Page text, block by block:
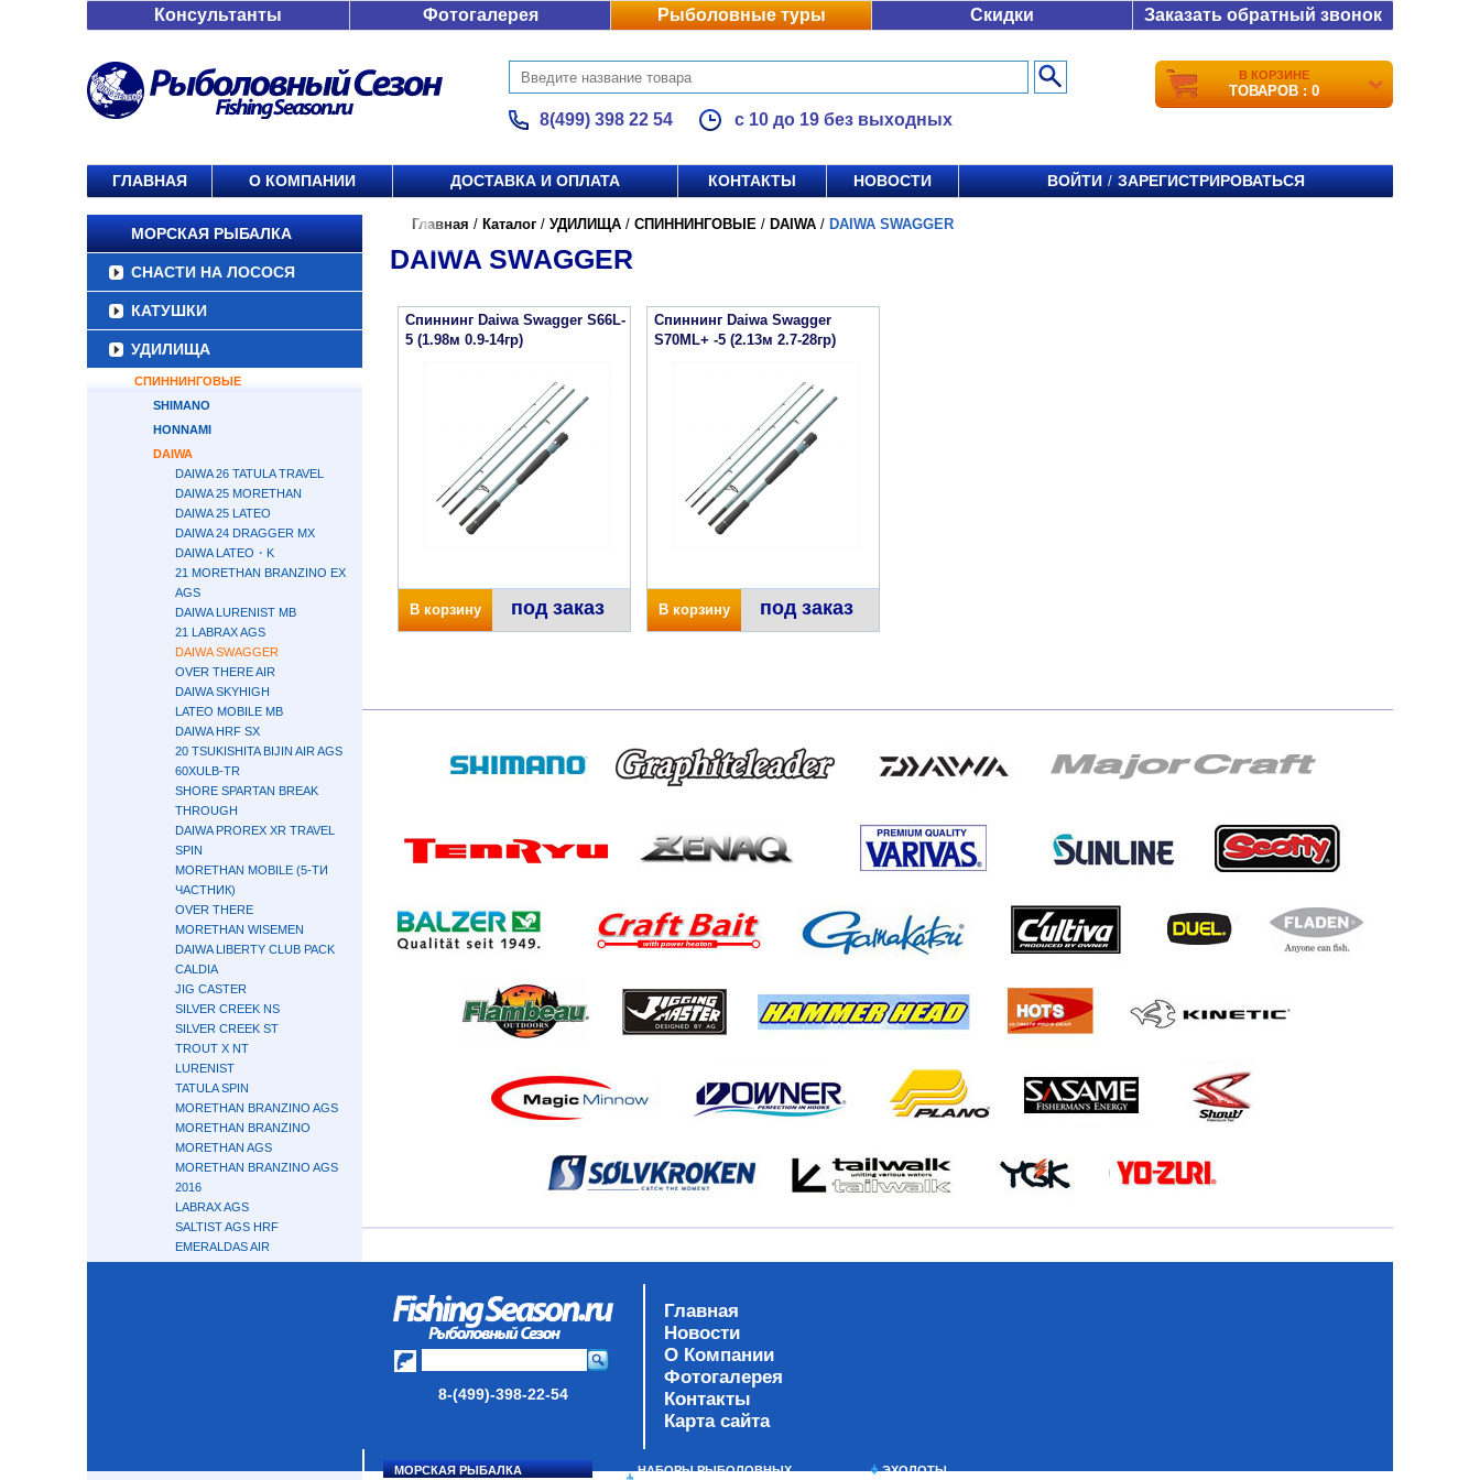
Консультанты Фотогалерея Рыболовные туры Скидки Заказать обратный звонок
8(499) 398 22 54 с 10 до 19 без выходных
В КОРЗИНЕ
ТОВАРОВ : 0
ГЛАВНАЯ О КОМПАНИИ ДОСТАВКА И ОПЛАТА КОНТАКТЫ НОВОСТИ ВОЙТИ / ЗАРЕГИСТРИРОВАТЬСЯ
МОРСКАЯ РЫБАЛКА
СНАСТИ НА ЛОСОСЯ
КАТУШКИ
УДИЛИЩА
СПИННИНГОВЫЕ
SHIMANO
HONNAMI
DAIWA
DAIWA 26 TATULA TRAVEL
DAIWA 25 MORETHAN
DAIWA 25 LATEO
DAIWA 24 DRAGGER MX
DAIWA LATEO・K
21 MORETHAN BRANZINO EX
AGS
DAIWA LURENIST MB
21 LABRAX AGS
DAIWA SWAGGER
OVER THERE AIR
DAIWA SKYHIGH
LATEO MOBILE MB
DAIWA HRF SX
20 TSUKISHITA BIJIN AIR AGS
60XULB-TR
SHORE SPARTAN BREAK
THROUGH
DAIWA PROREX XR TRAVEL
SPIN
MORETHAN MOBILE (5-ТИ
ЧАСТНИК)
OVER THERE
MORETHAN WISEMEN
DAIWA LIBERTY CLUB PACK
CALDIA
JIG CASTER
SILVER CREEK NS
SILVER CREEK ST
TROUT X NT
LURENIST
TATULA SPIN
MORETHAN BRANZINO AGS
MORETHAN BRANZINO
MORETHAN AGS
MORETHAN BRANZINO AGS
2016
LABRAX AGS
SALTIST AGS HRF
EMERALDAS AIR
LAZY
Главная / Каталог / УДИЛИЩА / СПИННИНГОВЫЕ / DAIWA / DAIWA SWAGGER
DAIWA SWAGGER
Спиннинг Daiwa Swagger S66L-
5 (1.98м 0.9-14гр)
В корзину под заказ
Спиннинг Daiwa Swagger
S70ML+ -5 (2.13м 2.7-28гр)
В корзину под заказ
8-(499)-398-22-54
Главная
Новости
О Компании
Фотогалерея
Контакты
Карта сайта
МОРСКАЯ РЫБАЛКА
НАБОРЫ РЫБОЛОВНЫХ
ЭХОЛОТЫ